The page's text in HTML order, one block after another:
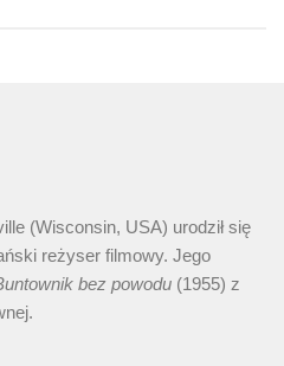
(Wisconsin, USA) urodził się
reżyser filmowy. Jego
bez powodu (1955) z